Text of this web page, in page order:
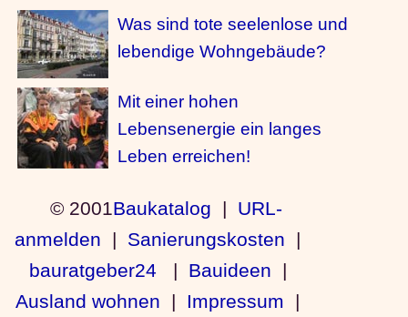
Was sind tote seelenlose und
lebendige Wohngebäude?
Mit einer hohen
Lebensenergie ein langes
Leben erreichen!
© 2001Baukatalog | URL-
anmelden | Sanierungskosten |
bauratgeber24 | Bauideen |
Ausland wohnen | Impressum |